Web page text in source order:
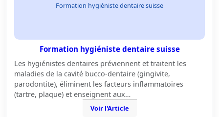
Formation hygiéniste dentaire suisse
Formation hygiéniste dentaire suisse
Les hygiénistes dentaires préviennent et traitent les
maladies de la cavité bucco-dentaire (gingivite,
parodontite), éliminent les facteurs inflammatoires
(tartre, plaque) et enseignent aux…
Voir l'Article